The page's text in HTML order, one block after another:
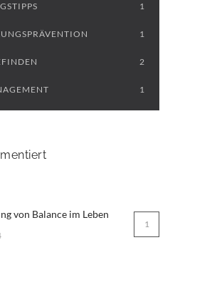
1
1
2
1
von Balance im Leben
1